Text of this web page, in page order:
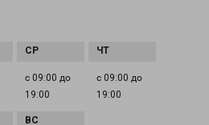
с 09:00 до
19:00
с 09:00 до
19:00